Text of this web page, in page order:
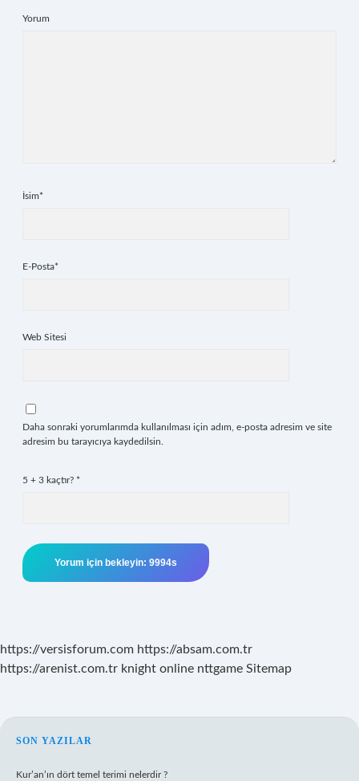
Yorum
İsim*
E-Posta*
Web Sitesi
Daha sonraki yorumlarımda kullanılması için adım, e-posta adresim ve site
adresim bu tarayıcıya kaydedilsin.
5 + 3 kaçtır? *
https://versisforum.com https://absam.com.tr
https://arenist.com.tr knight online nttgame Sitemap
SIDEBAR
SON YAZILAR
Kur’an’ın dört temel terimi nelerdir ?